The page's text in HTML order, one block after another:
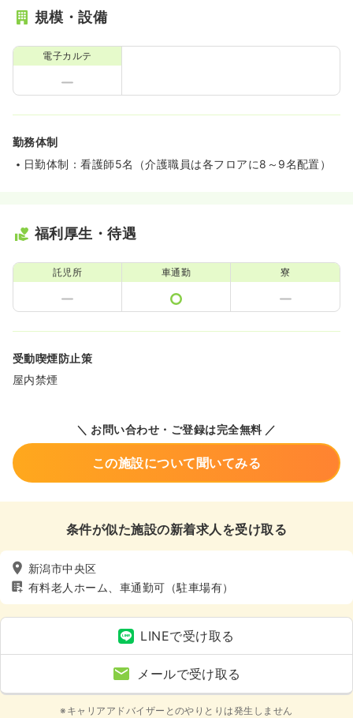
規模・設備
電子カルテ
勤務体制
日勤体制：看護師5名（介護職員は各フロアに8～9名配置）
福利厚生・待遇
託児所 車通勤 寮
受動喫煙防止策
屋内禁煙
＼ お問い合わせ・ご登録は完全無料 ／
この施設について聞いてみる
条件が似た施設の新着求人を受け取る
新潟市中央区
有料老人ホーム、車通勤可（駐車場有）
LINEで受け取る
メールで受け取る
※キャリアアドバイザーとのやりとりは発生しません